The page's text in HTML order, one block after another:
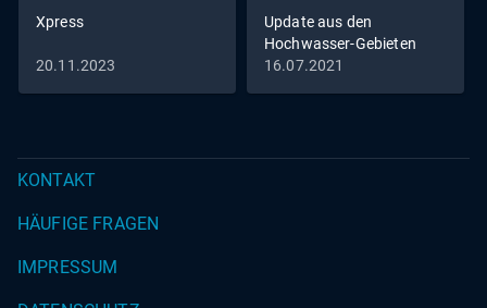
Xpress
20.11.2023
Update aus den
Hochwasser-Gebieten
16.07.2021
KONTAKT
HÄUFIGE FRAGEN
IMPRESSUM